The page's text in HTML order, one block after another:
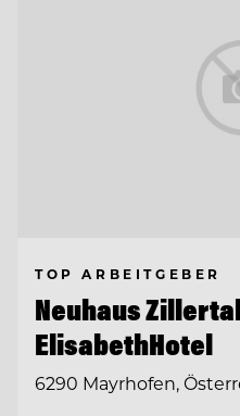
TOP ARBEITGEBER
Neuhaus
ElisabethHotel
6290 Mayrhofen,